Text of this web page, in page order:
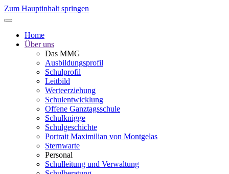
Zum Hauptinhalt springen
Home
Über uns
Das MMG
Ausbildungsprofil
Schulprofil
Leitbild
Werteerziehung
Schulentwicklung
Offene Ganztagsschule
Schulknigge
Schulgeschichte
Portrait Maximilian von Montgelas
Sternwarte
Personal
Schulleitung und Verwaltung